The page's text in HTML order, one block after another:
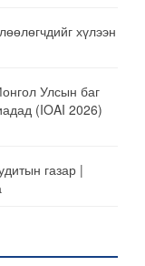
хүлээн
Улсын баг
(IOAI 2026)
газар |